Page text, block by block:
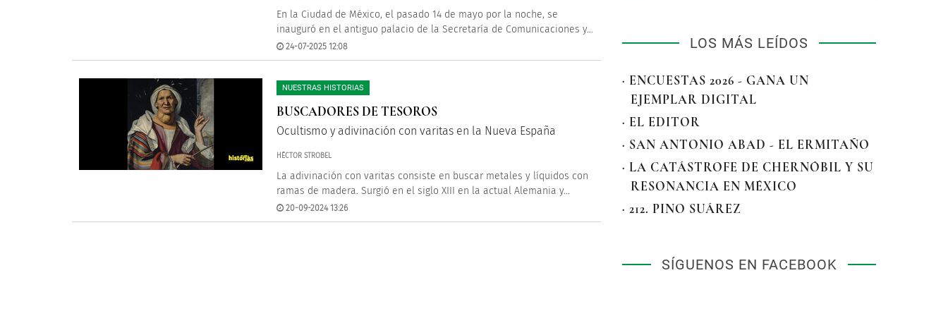
En la Ciudad de México, el pasado 14 de mayo por la noche, se
inauguró en el antiguo palacio de la Secretaría de Comunicaciones y...
24-07-2025 12:08
NUESTRAS HISTORIAS
BUSCADORES DE TESOROS
Ocultismo y adivinación con varitas en la Nueva España
HÉCTOR STROBEL
La adivinación con varitas consiste en buscar metales y líquidos con
ramas de madera. Surgió en el siglo XIII en la actual Alemania y...
20-09-2024 13:26
LOS MÁS LEÍDOS
· ENCUESTAS 2026 - GANA UN
EJEMPLAR DIGITAL
· EL EDITOR
· SAN ANTONIO ABAD - EL ERMITAÑO
· LA CATÁSTROFE DE CHERNÓBIL Y SU
RESONANCIA EN MÉXICO
· 212. PINO SUÁREZ
SÍGUENOS EN FACEBOOK